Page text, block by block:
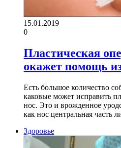
15.01.2019
0
Пластическая
окажет помощь
Есть большое количество
каковые может исправить
нос. Это и врожденное
как нос центральная часть
Здоровье